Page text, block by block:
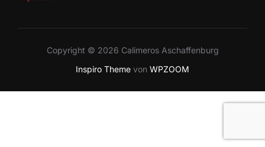
Copyright © 2026 Calimeros Aschaffenburg
Inspiro Theme von WPZOOM